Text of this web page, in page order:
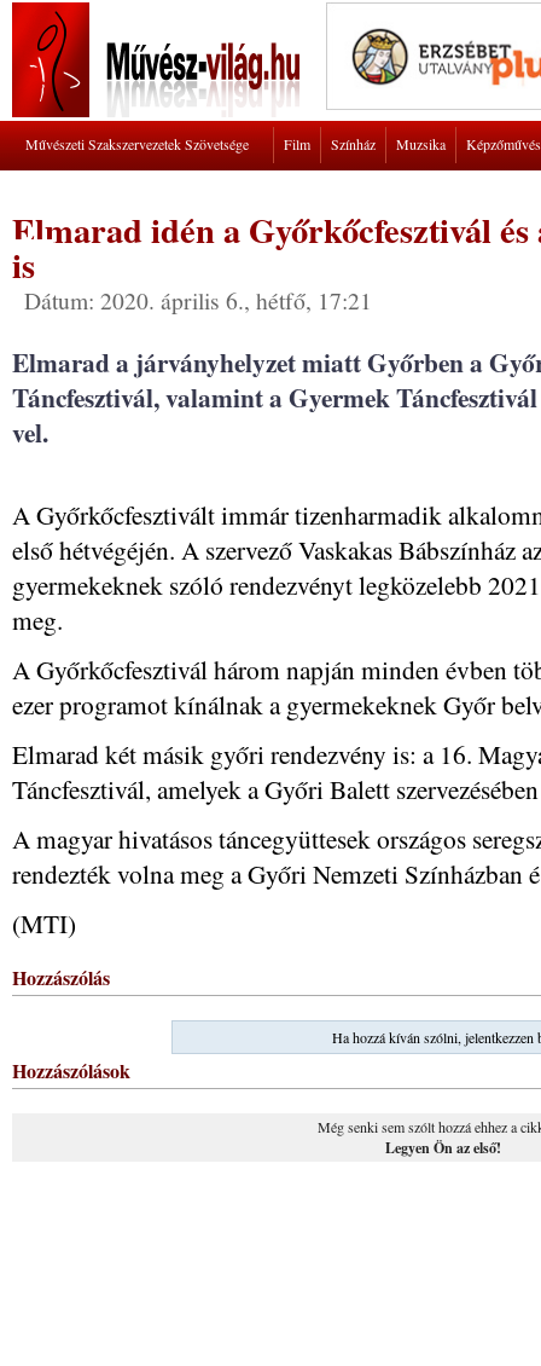
Művészeti Szakszervezetek Szövetsége Film Színház Muzsika
Elmarad idén a Győrkőcfesztivál
is
Dátum: 2020. április 6., hétfő, 17:21
Elmarad a járványhelyzet miatt Győrben a
Táncfesztivál, valamint a Gyermek
vel.
A Győrkőcfesztivált immár tizenharmadik
első hétvégéjén. A szervező Vaskakas Bábszínház
gyermekeknek szóló rendezvényt legközelebb
meg.
A Győrkőcfesztivál három napján minden évben
ezer programot kínálnak a gyermekeknek Győr
Elmarad két másik győri rendezvény is: a 16.
Táncfesztivál, amelyek a Győri Balett
A magyar hivatásos táncegyüttesek országos
rendezték volna meg a Győri Nemzeti Színházban
(MTI)
Hozzászólás
Ha hozzá kíván szólni, jelentkezzen
Hozzászólások
Még senki sem szólt hozzá ehhez a
Legyen Ön az első!